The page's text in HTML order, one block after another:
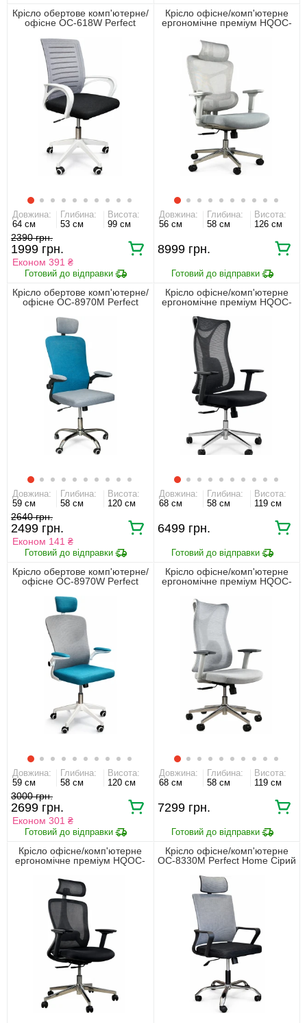
Крісло обертове комп'ютерне/
офісне OC-618W Perfect
Довжина:
64 см
Глибина:
53 см
Висота:
99 см
2390
1999
Економ 391 ₴
Крісло офісне/комп'ютерне
ергономічне преміум HQOC-
Довжина:
56 см
Глибина:
58 см
Висота:
126 см
8999
Крісло обертове комп'ютерне/
офісне OC-8970M Perfect
Довжина:
59 см
Глибина:
58 см
Висота:
120 см
2640
2499
Економ 141 ₴
Крісло офісне/комп'ютерне
ергономічне преміум HQOC-
Довжина:
68 см
Глибина:
58 см
Висота:
119 см
6499
Крісло обертове комп'ютерне/
офісне OC-8970W Perfect
Довжина:
59 см
Глибина:
58 см
Висота:
120 см
3000
2699
Економ 301 ₴
Крісло офісне/комп'ютерне
ергономічне преміум HQOC-
Довжина:
68 см
Глибина:
58 см
Висота:
119 см
7299
Крісло офісне/комп'ютерне
ергономічне преміум HQOC-
Крісло офісне/комп'ютерне
OC-8330M Perfect Home Cірий